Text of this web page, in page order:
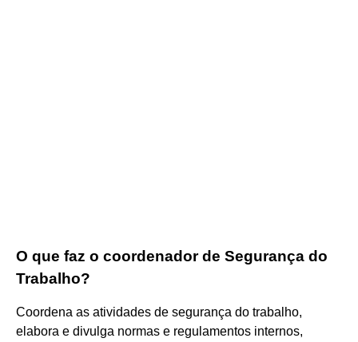
O que faz o coordenador de Segurança do
Trabalho?
Coordena as atividades de segurança do trabalho,
elabora e divulga normas e regulamentos internos,